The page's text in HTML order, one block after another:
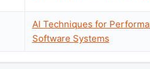
AI Techniques for
Software Systems